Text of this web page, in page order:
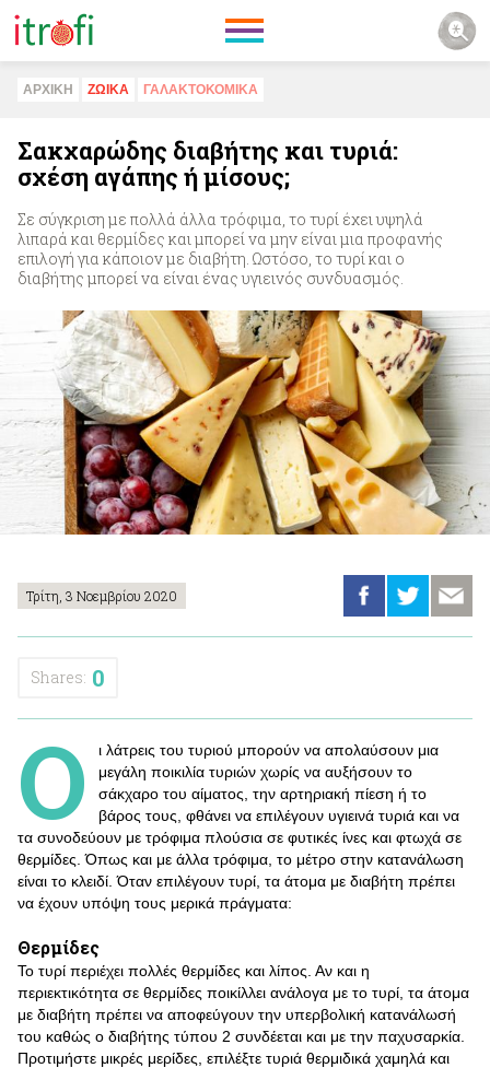
ΑΡΧΙΚΗ ΖΩΙΚA ΓΑΛΑΚΤΟΚΟΜΙΚA
Σακχαρώδης διαβήτης και τυριά:
σχέση αγάπης ή μίσους;
Σε σύγκριση με πολλά άλλα τρόφιμα, το τυρί έχει υψηλά
λιπαρά και θερμίδες και μπορεί να μην είναι μια προφανής
επιλογή για κάποιον με διαβήτη. Ωστόσο, το τυρί και ο
διαβήτης μπορεί να είναι ένας υγιεινός συνδυασμός.
Τρίτη, 3 Νοεμβρίου 2020
Shares: 0
Ο
ι λάτρεις του τυριού μπορούν να απολαύσουν μια
μεγάλη ποικιλία τυριών χωρίς να αυξήσουν το
σάκχαρο του αίματος, την αρτηριακή πίεση ή το
βάρος τους, φθάνει να επιλέγουν υγιεινά τυριά και να
τα συνοδεύουν με τρόφιμα πλούσια σε φυτικές ίνες και φτωχά σε
θερμίδες. Όπως και με άλλα τρόφιμα, το μέτρο στην κατανάλωση
είναι το κλειδί. Όταν επιλέγουν τυρί, τα άτομα με διαβήτη πρέπει
να έχουν υπόψη τους μερικά πράγματα:
Θερμίδες
Το τυρί περιέχει πολλές θερμίδες και λίπος. Αν και η
περιεκτικότητα σε θερμίδες ποικίλλει ανάλογα με το τυρί, τα άτομα
με διαβήτη πρέπει να αποφεύγουν την υπερβολική κατανάλωσή
του καθώς ο διαβήτης τύπου 2 συνδέεται και με την παχυσαρκία.
Προτιμήστε μικρές μερίδες, επιλέξτε τυριά θερμιδικά χαμηλά και